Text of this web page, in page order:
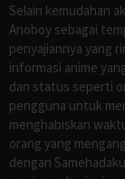
Selain kemudahan
Anoboy sebagai
penyajiannya yang
informasi anime
dan status seperti
pengguna untuk
menghabiskan
orang yang
dengan